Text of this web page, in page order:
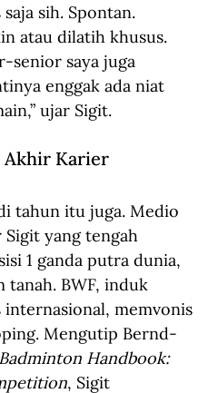
sih. Spontan.
atau dilatih khusus.
senior saya juga
enggak ada niat
ujar Sigit.
Akhir Karier
tahun itu juga. Medio
Sigit yang tengah
1 ganda putra dunia,
tanah. BWF, induk
memvonis
Mengutip Bernd-
Badminton Handbook:
, Sigit